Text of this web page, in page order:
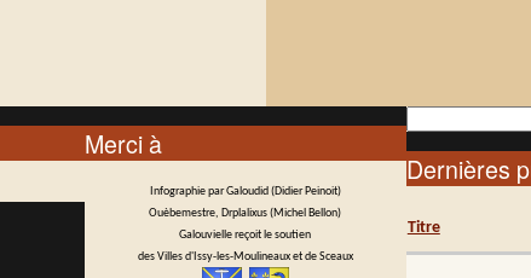
Merci à
Infographie par Galoudid (Didier Peinoit)
Ouèbemestre, Drplalixus (Michel Bellon)
Galouvielle reçoit le soutien
des Villes d'Issy-les-Moulineaux et de Sceaux
Dernières
Titre